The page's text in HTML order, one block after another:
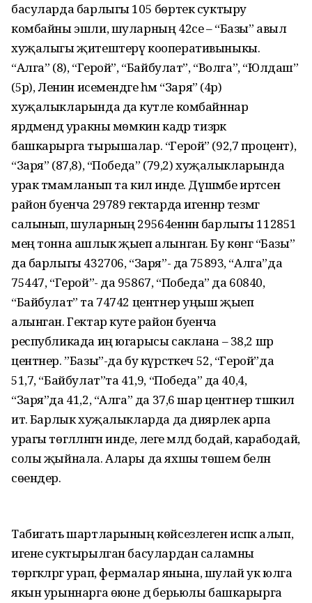
басуларда барлыгы 105 бөртек суктыру
комбайны эшли, шуларның 42се – “Базы” авыл
хуҗалыгы җитештерү кооперативыныкы.
“Алга” (8), “Герой”, “Байбулат”, “Волга”, “Юлдаш”
(5әр), Ленин исемендәге һәм “Заря” (4әр)
хуҗалыкларында да куәтле комбайннар
ярдәмендә уракны мөмкин кадәр тизрәк
башкарырга тырышалар. “Герой” (92,7 процент),
“Заря” (87,8), “Победа” (79,2) хуҗалыкларында
урак тәмамланып та килә инде. Дүшәмбе иртәсенә
район буенча 29789 гектарда игеннәр тезмәгә
салынып, шуларның 29564еннән барлыгы 112851
мең тонна ашлык җыеп алынган. Бу көнгә “Базы”
да барлыгы 432706, “Заря”- да 75893, “Алга”да
75447, “Герой”- да 95867, “Победа” да 60840,
“Байбулат” та 74742 центнер уңыш җыеп
алынган. Гектар куәте район буенча
республикада иң югарысы саклана – 38,2 шәр
центнер. ”Базы”-да бу күрсәткеч 52, “Герой”да
51,7, “Байбулат”та 41,9, “Победа” да 40,4,
“Заря”да 41,2, “Алга” да 37,6 шар центнер тәшкил
итә. Барлык хуҗалыкларда да диярлек арпа
урагы төгәлләнгән инде, әлеге мәлдә бодай, карабодай,
солы җыйнала. Алары да яхшы төшем белән
сөендерә.
Табигать шартларының көйсезлеген исәпкә алып,
игене суктырылган басулардан саламны
төргәкләргә урап, фермалар янына, шулай ук юлга
якын урыннарга өюне дә берьюлы башкарырга